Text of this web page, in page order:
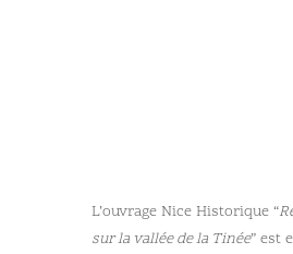
L’ouvrage Nice Historique “
sur la vallée de la Tinée” est